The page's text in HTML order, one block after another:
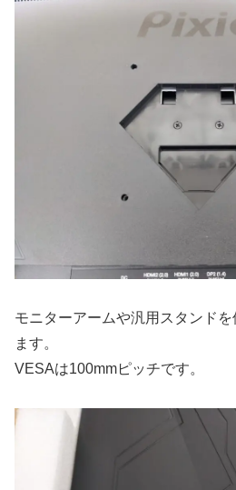
モニターアームや汎用スタンド
ます。
VESAは100mmピッチです。